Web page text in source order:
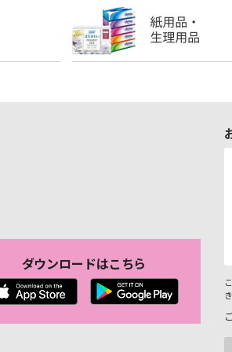
ダウンロードはこちら